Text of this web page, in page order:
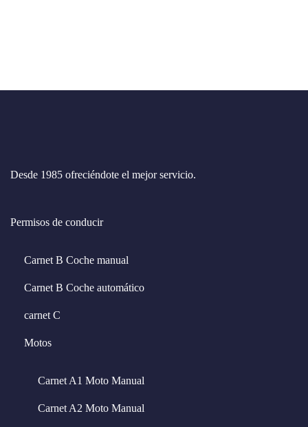
Desde 1985 ofreciéndote el mejor servicio.
Permisos de conducir
Carnet B Coche manual
Carnet B Coche automático
carnet C
Motos
Carnet A1 Moto Manual
Carnet A2 Moto Manual